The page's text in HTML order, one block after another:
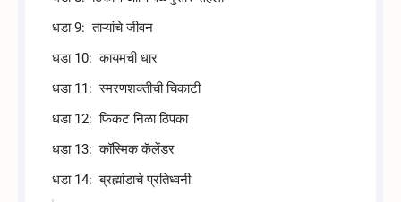
धडा 9: ताऱ्यांचे जीवन
धडा 10: कायमची धार
धडा 11: स्मरणशक्तीची चिकाटी
धडा 12: फिकट निळा ठिपका
धडा 13: कॉस्मिक कॅलेंडर
धडा 14: ब्रह्मांडाचे प्रतिध्वनी